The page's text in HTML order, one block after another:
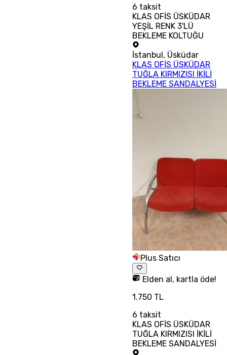
6 taksit
KLAS OFİS ÜSKÜDAR
YEŞİL RENK 3'LÜ
BEKLEME KOLTUĞU
İstanbul, Üsküdar
KLAS OFİS ÜSKÜDAR
TUĞLA KIRMIZISI İKİLİ
BEKLEME SANDALYESİ
Plus Satıcı
Elden al, kartla öde!
1.750 TL
6 taksit
KLAS OFİS ÜSKÜDAR
TUĞLA KIRMIZISI İKİLİ
BEKLEME SANDALYESİ